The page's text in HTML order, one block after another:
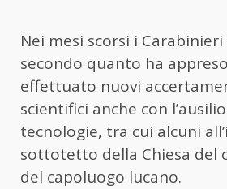
Nei mesi scorsi i Carabinieri
secondo quanto ha
effettuato nuovi
scientifici anche con
tecnologie, tra cui alcuni
sottotetto della Chiesa del
del capoluogo lucano.